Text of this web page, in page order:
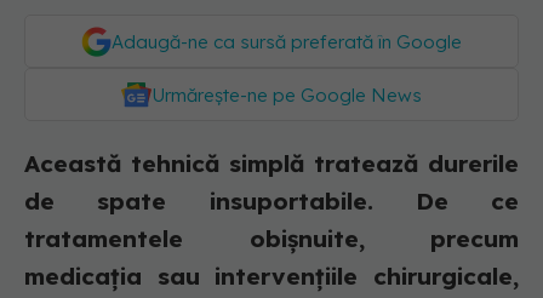
Adaugă-ne ca sursă preferată în Google
Urmărește-ne pe Google News
Această tehnică simplă tratează durerile
de spate insuportabile. De ce
tratamentele obișnuite, precum
medicația sau intervențiile chirurgicale,